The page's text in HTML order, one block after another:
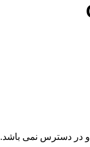
در دسترس نمی باشد.